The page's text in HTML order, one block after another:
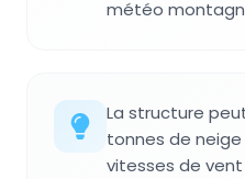
météo
La structure
tonnes de
vitesses de